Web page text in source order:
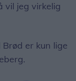
vil jeg virkelig
Brød er kun lige